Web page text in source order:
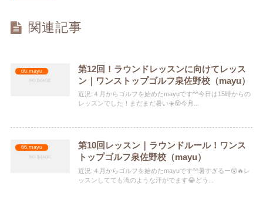
関連記事
66.mayu
第12回！ラウンドレッスンに向けてレッス
ン｜ワンストップゴルフ泉佐野校（mayu）
近況:４月からゴルフを始めたmayuです^^今日は15時からの
レッスンでした！まだまだ暑い☀️😵今月...
66.mayu
第10回レッスン｜ラウンドルール！ワンス
トップゴルフ泉佐野校（mayu）
近況:４月からゴルフを始めたmayuです^^暑すぎるー😵🔥レ
ッスンしてても滝のような汗がでます😂どう...